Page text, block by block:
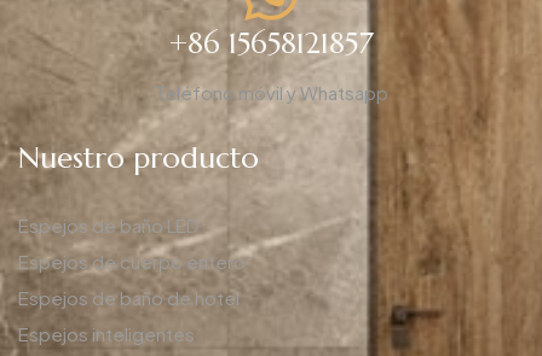
+86 15658121857
Teléfono móvil y Whatsapp
Nuestro producto
Espejos de baño LED
Espejos de cuerpo entero
Espejos de baño de hotel
Espejos inteligentes